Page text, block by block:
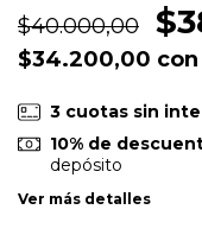
$40.000,00
$34.200,00 con
3 cuotas sin
10% de
depósito
Ver más detalles